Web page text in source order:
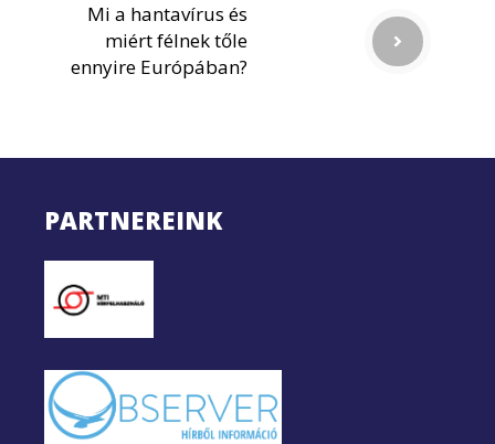
Mi a hantavírus és
miért félnek tőle
ennyire Európában?
PARTNEREINK